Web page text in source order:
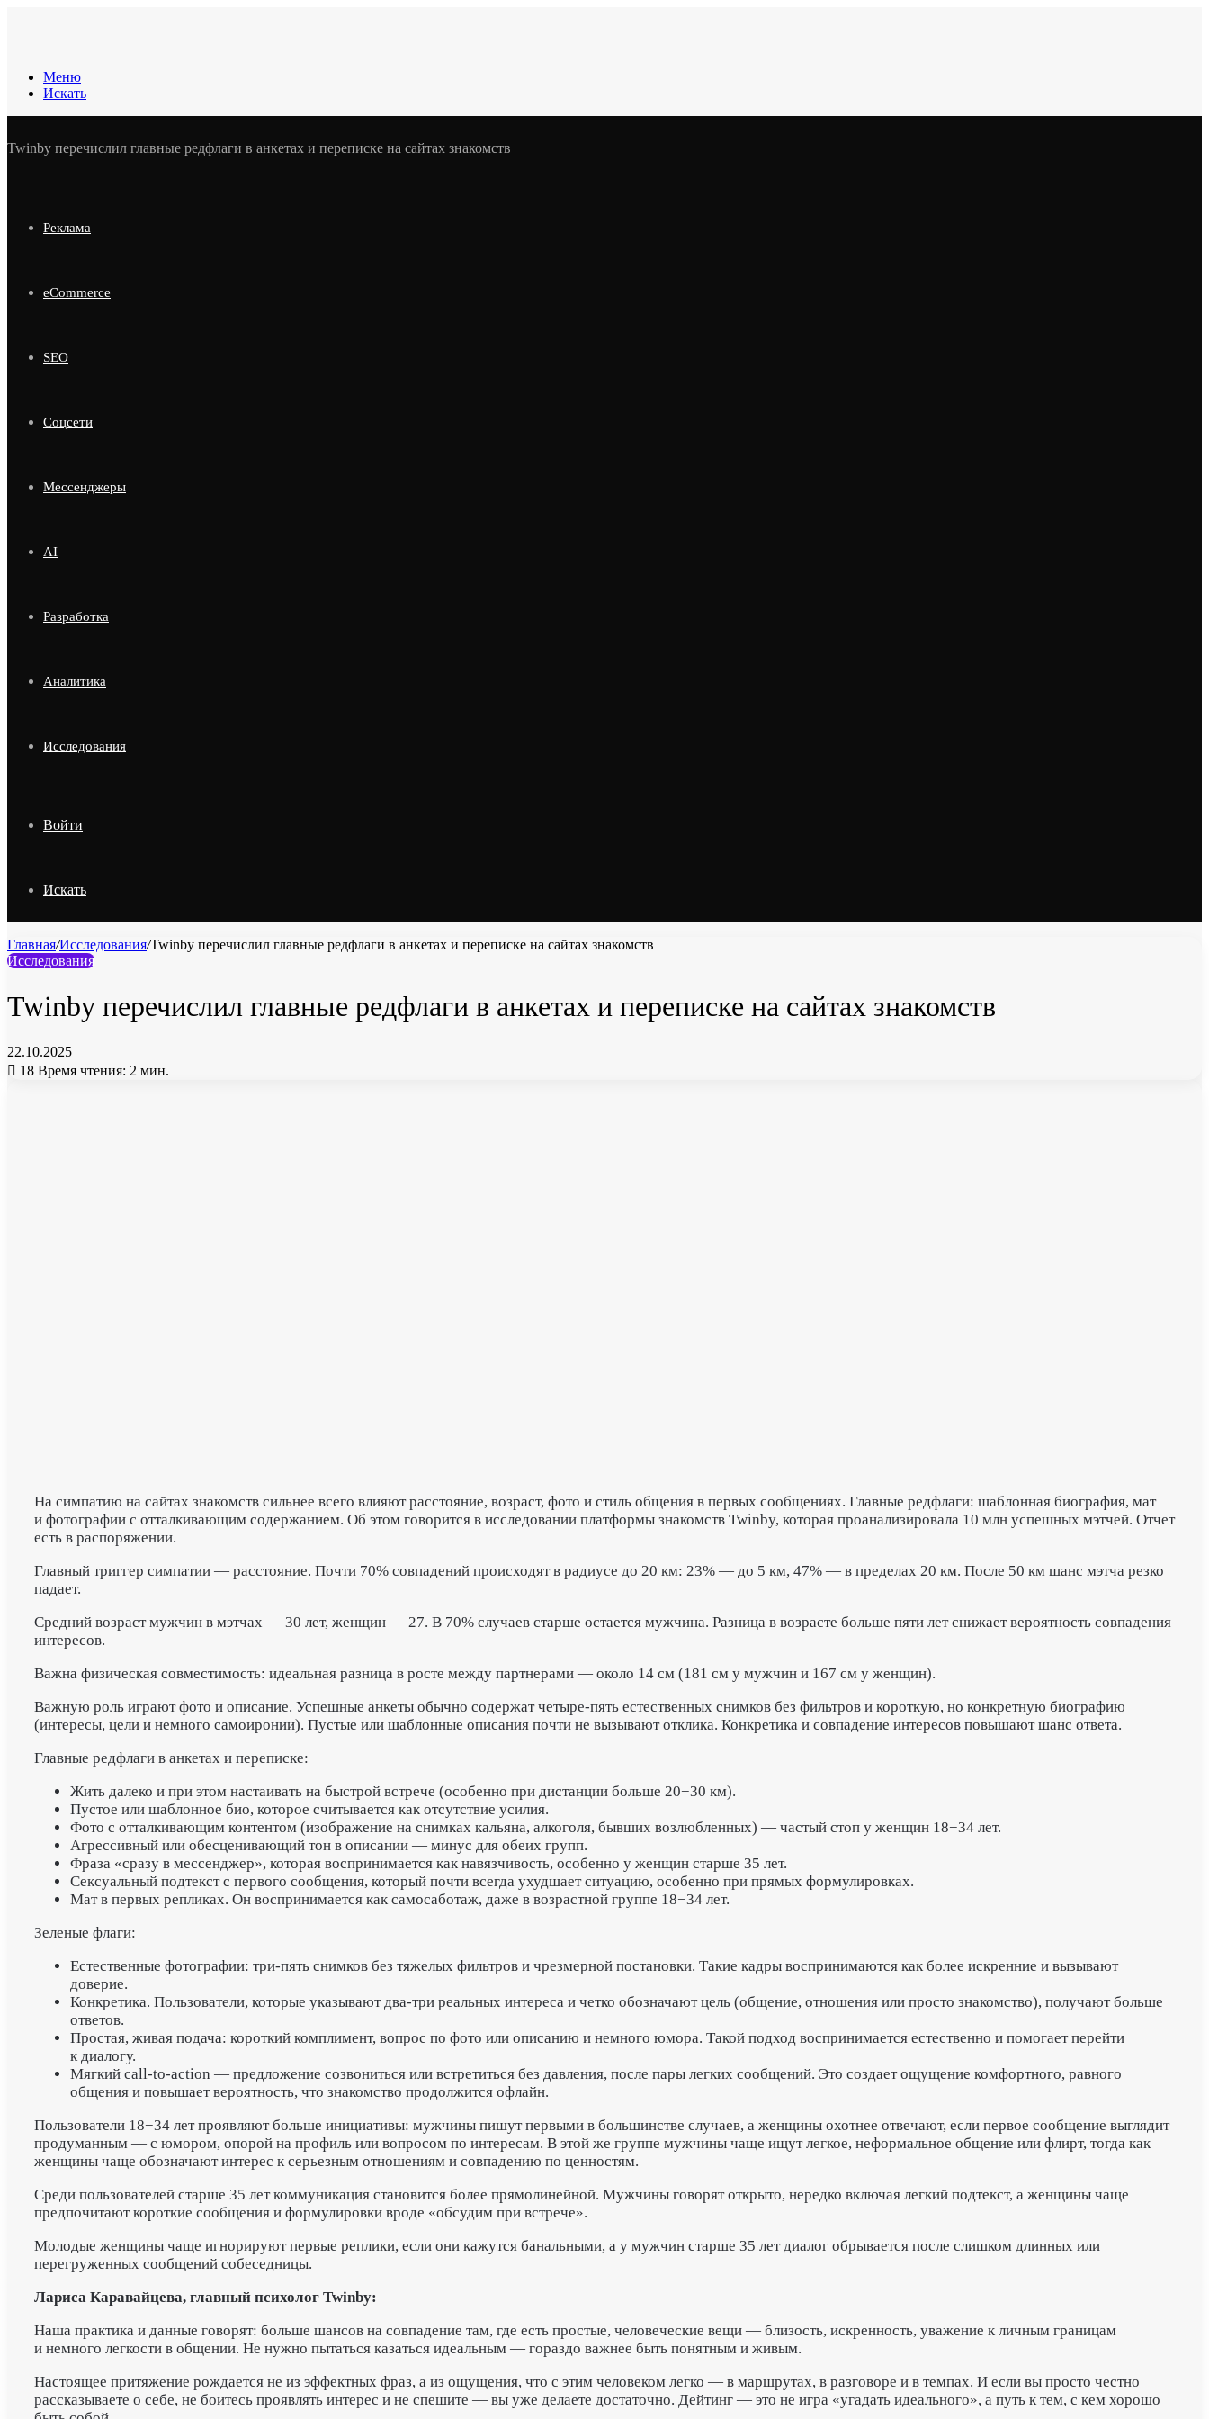
Меню
Искать
Twinby перечислил главные редфлаги в анкетах и переписке на сайтах знакомств
Реклама
eCommerce
SEO
Соцсети
Мессенджеры
AI
Разработка
Аналитика
Исследования
Войти
Искать
Главная/Исследования/Twinby перечислил главные редфлаги в анкетах и переписке на сайтах знакомств
Исследования
Twinby перечислил главные редфлаги в анкетах и переписке на сайтах знакомств
22.10.2025
18 Время чтения: 2 мин.
На симпатию на сайтах знакомств сильнее всего влияют расстояние, возраст, фото и стиль общения в первых сообщениях. Главные редфлаги: шаблонная биография, мат
и фотографии с отталкивающим содержанием. Об этом говорится в исследовании платформы знакомств Twinby, которая проанализировала 10 млн успешных мэтчей. Отчет
есть в распоряжении.
Главный триггер симпатии — расстояние. Почти 70% совпадений происходят в радиусе до 20 км: 23% — до 5 км, 47% — в пределах 20 км. После 50 км шанс мэтча резко
падает.
Средний возраст мужчин в мэтчах — 30 лет, женщин — 27. В 70% случаев старше остается мужчина. Разница в возрасте больше пяти лет снижает вероятность совпадения
интересов.
Важна физическая совместимость: идеальная разница в росте между партнерами — около 14 см (181 см у мужчин и 167 см у женщин).
Важную роль играют фото и описание. Успешные анкеты обычно содержат четыре-пять естественных снимков без фильтров и короткую, но конкретную биографию
(интересы, цели и немного самоиронии). Пустые или шаблонные описания почти не вызывают отклика. Конкретика и совпадение интересов повышают шанс ответа.
Главные редфлаги в анкетах и переписке:
Жить далеко и при этом настаивать на быстрой встрече (особенно при дистанции больше 20−30 км).
Пустое или шаблонное био, которое считывается как отсутствие усилия.
Фото с отталкивающим контентом (изображение на снимках кальяна, алкоголя, бывших возлюбленных) — частый стоп у женщин 18−34 лет.
Агрессивный или обесценивающий тон в описании — минус для обеих групп.
Фраза «сразу в мессенджер», которая воспринимается как навязчивость, особенно у женщин старше 35 лет.
Сексуальный подтекст с первого сообщения, который почти всегда ухудшает ситуацию, особенно при прямых формулировках.
Мат в первых репликах. Он воспринимается как самосаботаж, даже в возрастной группе 18−34 лет.
Зеленые флаги:
Естественные фотографии: три-пять снимков без тяжелых фильтров и чрезмерной постановки. Такие кадры воспринимаются как более искренние и вызывают
доверие.
Конкретика. Пользователи, которые указывают два-три реальных интереса и четко обозначают цель (общение, отношения или просто знакомство), получают больше
ответов.
Простая, живая подача: короткий комплимент, вопрос по фото или описанию и немного юмора. Такой подход воспринимается естественно и помогает перейти
к диалогу.
Мягкий call-to-action — предложение созвониться или встретиться без давления, после пары легких сообщений. Это создает ощущение комфортного, равного
общения и повышает вероятность, что знакомство продолжится офлайн.
Пользователи 18−34 лет проявляют больше инициативы: мужчины пишут первыми в большинстве случаев, а женщины охотнее отвечают, если первое сообщение выглядит
продуманным — с юмором, опорой на профиль или вопросом по интересам. В этой же группе мужчины чаще ищут легкое, неформальное общение или флирт, тогда как
женщины чаще обозначают интерес к серьезным отношениям и совпадению по ценностям.
Среди пользователей старше 35 лет коммуникация становится более прямолинейной. Мужчины говорят открыто, нередко включая легкий подтекст, а женщины чаще
предпочитают короткие сообщения и формулировки вроде «обсудим при встрече».
Молодые женщины чаще игнорируют первые реплики, если они кажутся банальными, а у мужчин старше 35 лет диалог обрывается после слишком длинных или
перегруженных сообщений собеседницы.
Лариса Каравайцева, главный психолог Twinby:
Наша практика и данные говорят: больше шансов на совпадение там, где есть простые, человеческие вещи — близость, искренность, уважение к личным границам
и немного легкости в общении. Не нужно пытаться казаться идеальным — гораздо важнее быть понятным и живым.
Настоящее притяжение рождается не из эффектных фраз, а из ощущения, что с этим человеком легко — в маршрутах, в разговоре и в темпах. И если вы просто честно
рассказываете о себе, не боитесь проявлять интерес и не спешите — вы уже делаете достаточно. Дейтинг — это не игра «угадать идеального», а путь к тем, с кем хорошо